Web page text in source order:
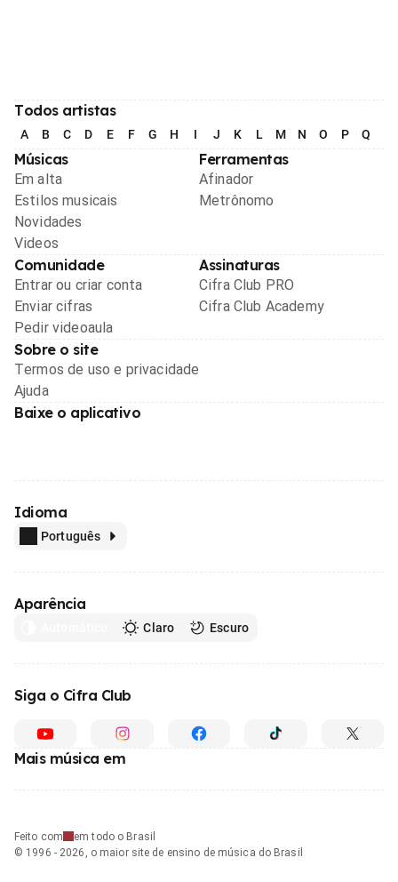
Todos artistas
A B C D E F G H I J K L M N O P Q
Músicas
Em alta
Estilos musicais
Novidades
Videos
Ferramentas
Afinador
Metrônomo
Comunidade
Entrar ou criar conta
Enviar cifras
Pedir videoaula
Assinaturas
Cifra Club PRO
Cifra Club Academy
Sobre o site
Termos de uso e privacidade
Ajuda
Baixe o aplicativo
Idioma
Português
Aparência
Claro Escuro
Siga o Cifra Club
Mais música em
Feito com
em todo o Brasil
© 1996 - 2026, o maior site de ensino de música do Brasil